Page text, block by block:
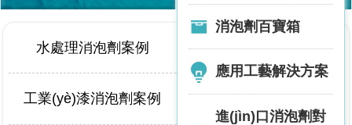
消泡劑百寶箱
應用工藝解決方案
進(jìn)口消泡劑對
例
水處理消泡劑案例 金屬加工液消泡劑案例
工業(yè)漆消泡劑案例 建材消泡劑案例